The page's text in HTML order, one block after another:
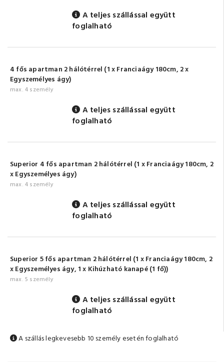
A teljes szállással együtt
foglalható
4 fős apartman 2 hálótérrel (1 x Franciaágy 180cm, 2 x
Egyszemélyes ágy)
max. 4 személy
A teljes szállással együtt
foglalható
Superior 4 fős apartman 2 hálótérrel (1 x Franciaágy 180cm, 2
x Egyszemélyes ágy)
max. 4 személy
A teljes szállással együtt
foglalható
Superior 5 fős apartman 2 hálótérrel (1 x Franciaágy 180cm, 2
x Egyszemélyes ágy, 1 x Kihúzható kanapé (1 fő))
max. 5 személy
A teljes szállással együtt
foglalható
A szállás legkevesebb 10 személy esetén foglalható